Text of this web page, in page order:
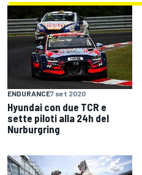
ENDURANCE7 set 2020
Hyundai con due TCR e
sette piloti alla 24h del
Nurburgring